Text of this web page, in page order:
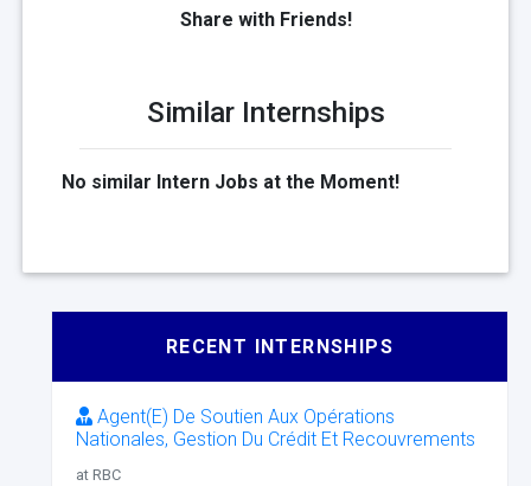
Share with Friends!
Similar Internships
No similar Intern Jobs at the Moment!
RECENT INTERNSHIPS
Agent(E) De Soutien Aux Opérations
Nationales, Gestion Du Crédit Et Recouvrements
at RBC